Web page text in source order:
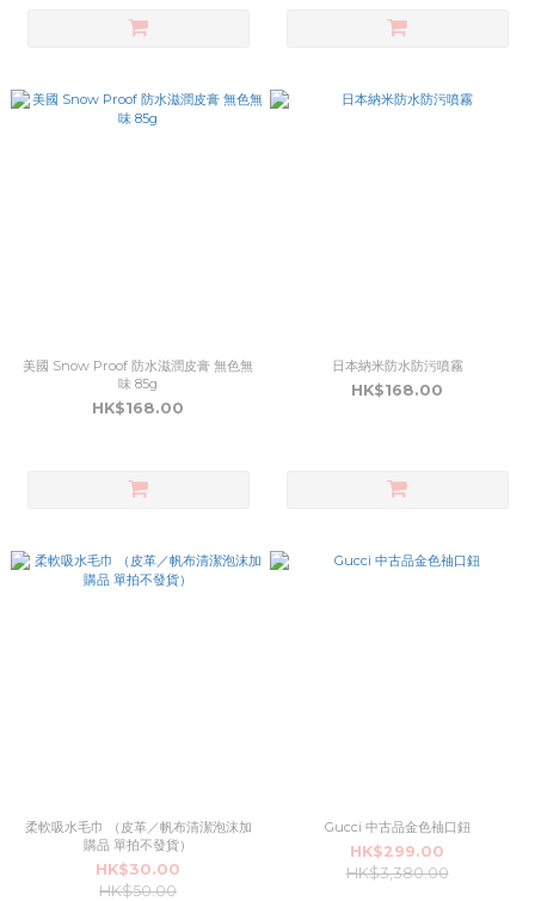
美國 Snow Proof 防水滋潤皮膏 無色無
味 85g
HK$168.00
日本納米防水防污噴霧
HK$168.00
柔軟吸水毛巾 （皮革／帆布清潔泡沫加
購品 單拍不發貨）
HK$30.00
HK$50.00
Gucci 中古品金色䄂口鈕
HK$299.00
HK$3,380.00